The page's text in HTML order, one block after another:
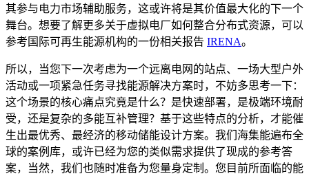
其参与电力市场辅助服务，这或许将是其价值最大化的下一个
舞台。想要了解更多关于虚拟电厂如何整合分布式资源，可以
参考国际可再生能源机构的一份相关报告 IRENA。
所以，当您下一次考虑为一个远离电网的站点、一场大型户外
活动或一项紧急任务寻找能源解决方案时，不妨多思考一下：
这个场景的核心痛点究竟是什么？是快速部署，是极端环境耐
受，还是复杂的多能互补管理？基于这些特点的分析，才能催
生出最优秀、最经济的移动储能设计方案。我们海集能遍布全
球的案例库，或许已经为您的类似需求提供了现成的参考答
案，当然，我们也随时准备为您量身定制。您目前所面临的能